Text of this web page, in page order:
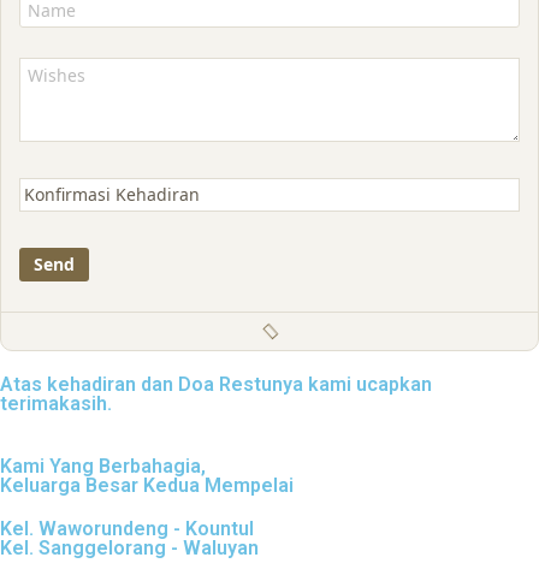
Atas kehadiran dan Doa Restunya kami ucapkan
terimakasih.
Kami Yang Berbahagia,
Keluarga Besar Kedua Mempelai
Kel. Waworundeng - Kountul
Kel. Sanggelorang - Waluyan